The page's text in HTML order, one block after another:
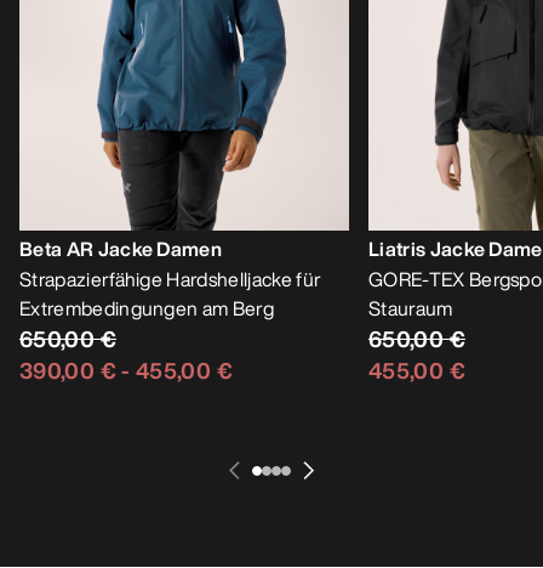
Beta AR Jacke Damen
Strapazierfähige Hardshelljacke für
Extrembedingungen am Berg
650,00 €
390,00 €- 455,00 €
Liatris Jacke
GORE-TEX
Stauraum
650,00 €
455,00 €